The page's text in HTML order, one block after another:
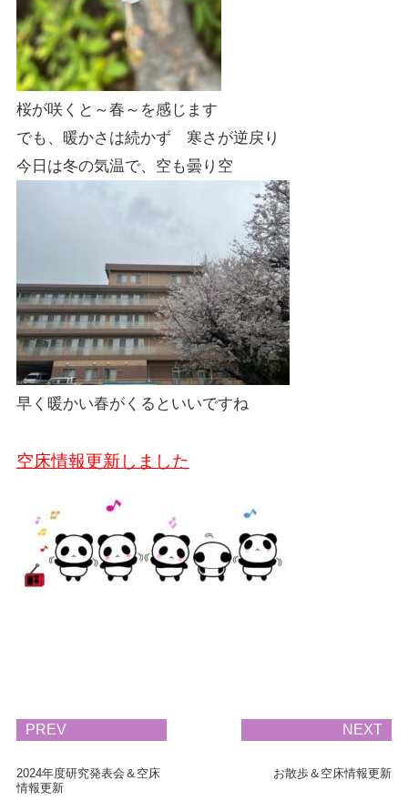
桜が咲くと～春～を感じます
でも、暖かさは続かず 寒さが逆戻り
今日は冬の気温で、空も曇り空
早く暖かい春がくるといいですね
空床情報更新しました
PREV
2024年度研究発表会＆空床
情報更新
NEXT
お散歩＆空床情報更新